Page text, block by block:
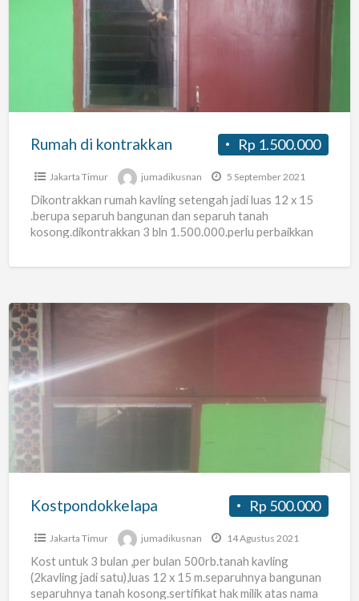
kontrakkan
Rp 1.500.000
Rumah di kontrakkan
Jakarta Timur jumadikusnan 5 September 2021
Dikontrakkan rumah kavling setengah jadi luas 12 x 15
.berupa separuh bangunan dan separuh tanah
kosong.dikontrakkan 3 bln 1.500.000.perlu perbaikkan
Kostpondokkelapa
Rp 500.000
Kostpondokkelapa
Jakarta Timur jumadikusnan 14 Agustus 2021
Kost untuk 3 bulan ,per bulan 500rb.tanah kavling
(2kavling jadi satu),luas 12 x 15 m.separuhnya bangunan
separuhnya tanah kosong.sertifikat hak milik atas nama